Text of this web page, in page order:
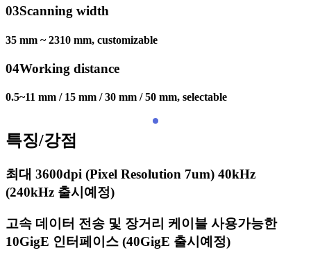
03Scanning width
35 mm ~ 2310 mm, customizable
04Working distance
0.5~11 mm / 15 mm / 30 mm / 50 mm, selectable
특징/강점
최대 3600dpi (Pixel Resolution 7um) 40kHz
(240kHz 출시예정)
고속 데이터 전송 및 장거리 케이블 사용가능한
10GigE 인터페이스 (40GigE 출시예정)